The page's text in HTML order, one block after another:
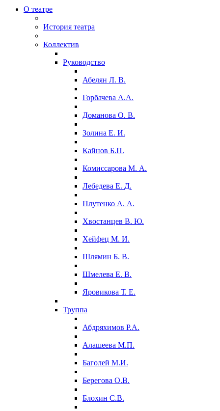
О театре
История театра
Коллектив
Руководство
Абелян Л. В.
Горбачева А.А.
Доманова О. В.
Золина Е. И.
Кайнов Б.П.
Комиссарова М. А.
Лебедева Е. Д.
Плутенко А. А.
Хвостанцев В. Ю.
Хейфец М. И.
Шлямин Б. В.
Шмелева Е. В.
Яровикова Т. Е.
Труппа
Абдряхимов Р.А.
Алашеева М.П.
Баголей М.И.
Берегова О.В.
Блохин С.В.